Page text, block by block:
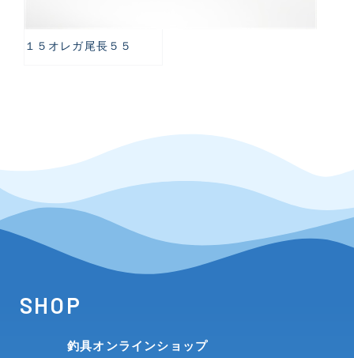
１５オレガ尾長５５
SHOP
釣具オンラインショップ